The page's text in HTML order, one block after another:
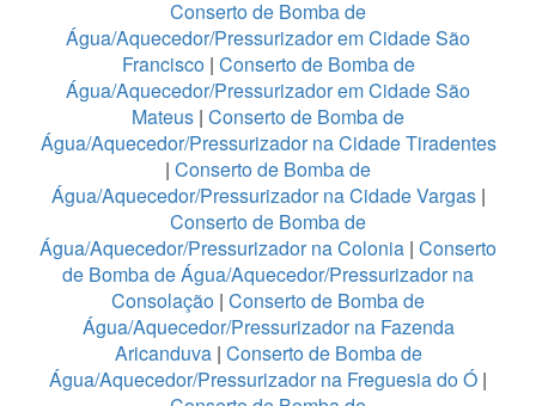
Conserto de Bomba de
Água/Aquecedor/Pressurizador em Cidade São
Francisco | Conserto de Bomba de
Água/Aquecedor/Pressurizador em Cidade São
Mateus | Conserto de Bomba de
Água/Aquecedor/Pressurizador na Cidade Tiradentes
| Conserto de Bomba de
Água/Aquecedor/Pressurizador na Cidade Vargas |
Conserto de Bomba de
Água/Aquecedor/Pressurizador na Colonia | Conserto
de Bomba de Água/Aquecedor/Pressurizador na
Consolação | Conserto de Bomba de
Água/Aquecedor/Pressurizador na Fazenda
Aricanduva| Conserto de Bomba de
Água/Aquecedor/Pressurizador na Freguesia do Ó |